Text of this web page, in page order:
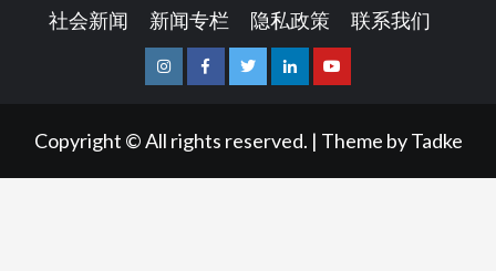
社会新闻 新闻专栏 隐私政策 联系我们
InstagramFacebookTwitterLinkedinYoutube
Copyright © All rights reserved. | Theme byTadke